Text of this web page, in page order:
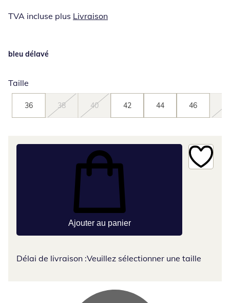
TVA incluse plus Livraison
bleu délavé
Taille
36 38 40 42 44 46
Ajouter au panier
Délai de livraison :Veuillez sélectionner une taille